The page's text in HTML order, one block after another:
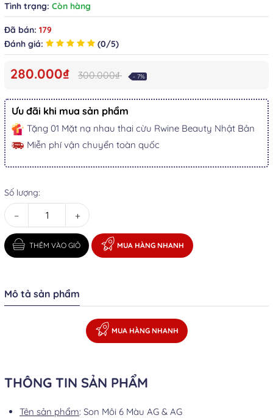
Tình trạng: Còn hàng
Đã bán: 179
Đánh giá:
(0/5)
280.000₫ 300.000₫ - 7%
Ưu đãi khi mua sản phẩm
Tặng 01 Mặt nạ nhau thai cừu Rwine Beauty Nhật Bản
Miễn phí vận chuyển toàn quốc
Số lượng:
− +
THÊM VÀO GIỎ MUA HÀNG NHANH
Mô tả sản phẩm
MUA HÀNG NHANH
THÔNG TIN SẢN PHẨM
Tên sản phẩm: Son Môi 6 Màu AG & AG